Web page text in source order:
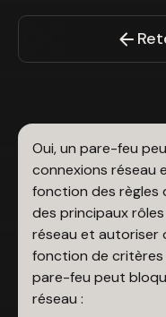
Oui, un pare-feu
connexions réseau
fonction des règles
des principaux
réseau et autoriser
fonction de critères
pare-feu peut
réseau :